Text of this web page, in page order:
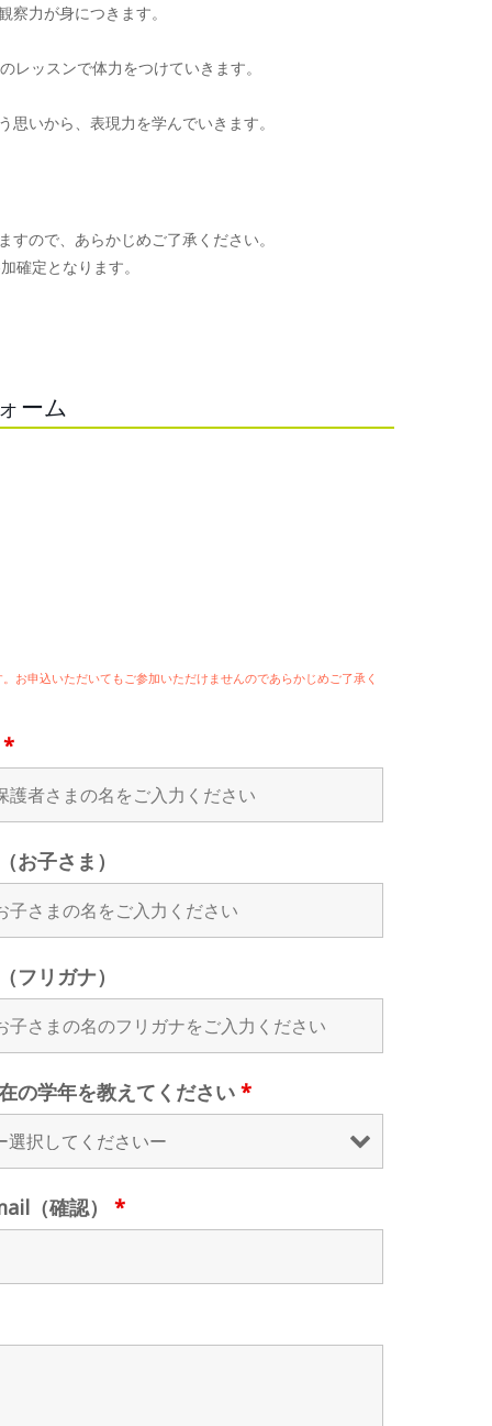
力が身につきます。
ッスンで体力をつけていきます。
いから、表現力を学んでいきます。
ので、あらかじめご了承ください。
確定となります。
ーム
お申込いただいてもご参加いただけませんのであらかじめご了承く
*
お子さま）
フリガナ）
の学年を教えてください*
（確認）*